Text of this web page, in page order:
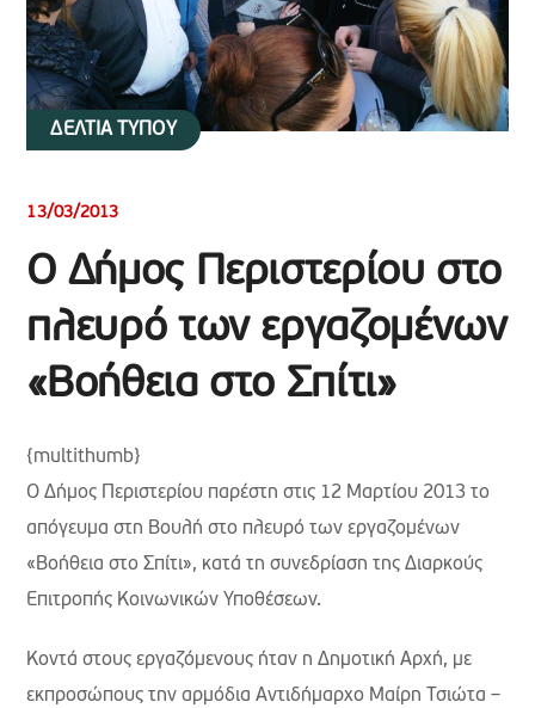
ΔΕΛΤΙΑ ΤΥΠΟΥ
13/03/2013
Ο Δήμος Περιστερίου στο
πλευρό των εργαζομένων
«Βοήθεια στο Σπίτι»
{multithumb}
Ο Δήμος Περιστερίου παρέστη στις 12 Μαρτίου 2013 το
απόγευμα στη Βουλή στο πλευρό των εργαζομένων
«Βοήθεια στο Σπίτι», κατά τη συνεδρίαση της Διαρκούς
Επιτροπής Κοινωνικών Υποθέσεων.
Κοντά στους εργαζόμενους ήταν η Δημοτική Αρχή, με
εκπροσώπους την αρμόδια Αντιδήμαρχο Μαίρη Τσιώτα –